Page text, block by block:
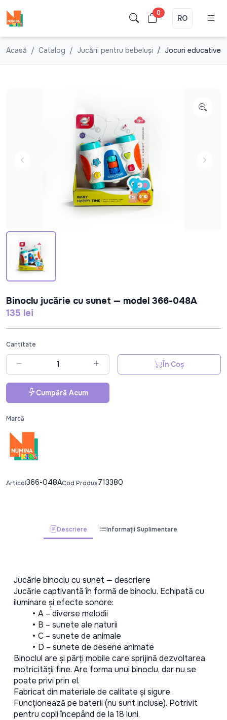
0
RO
Acasă Catalog Jucării pentru bebeluşi Jocuri educative
Binoclu jucărie cu sunet — model 366-048A
135 lei
Cantitate
În Coș
Cumpără Acum
Marcă
Articol366-048ACod Produs713380
Descriere Informații Suplimentare
Jucărie binoclu cu sunet — descriere
Jucărie captivantă în formă de binoclu. Echipată cu
iluminare și efecte sonore:
A – diverse melodii
B – sunete ale naturii
C – sunete de animale
D – sunete de desene animate
Binoclul are și părți mobile care sprijină dezvoltarea
motricității fine. Are forma unui binoclu, dar nu se
poate privi prin el.
Fabricat din materiale de calitate și sigure.
Funcționează pe baterii (nu sunt incluse). Potrivit
pentru copii începând de la 18 luni.